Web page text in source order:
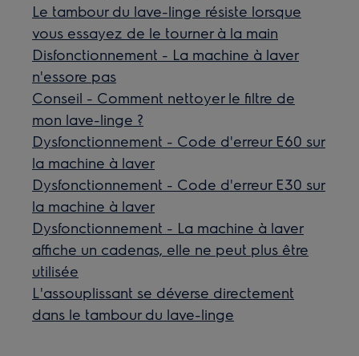
Le tambour du lave-linge résiste lorsque
vous essayez de le tourner à la main
Disfonctionnement - La machine à laver
n'essore pas
Conseil - Comment nettoyer le filtre de
mon lave-linge ?
Dysfonctionnement - Code d'erreur E60 sur
la machine à laver
Dysfonctionnement - Code d'erreur E30 sur
la machine à laver
Dysfonctionnement - La machine à laver
affiche un cadenas, elle ne peut plus être
utilisée
L'assouplissant se déverse directement
dans le tambour du lave-linge